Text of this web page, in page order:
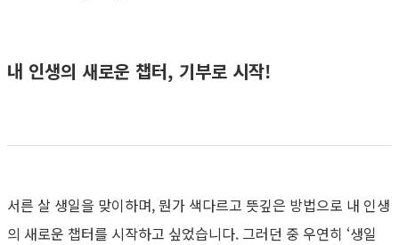
내 인생의 새로운 챕터, 기부로 시작!
서른 살 생일을 맞이하며, 뭔가 색다르고 뜻깊은 방법으로 내 인생
의 새로운 챕터를 시작하고 싶었습니다. 그러던 중 우연히 ‘생일